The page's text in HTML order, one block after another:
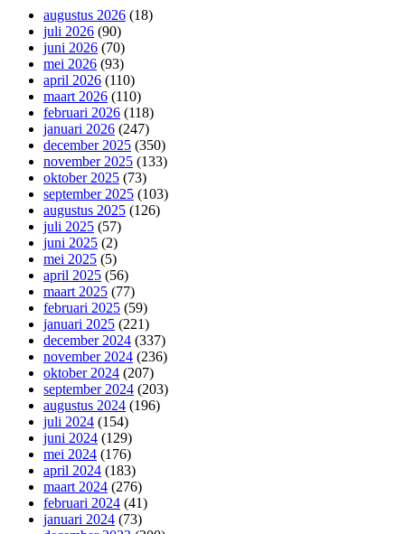
augustus 2026 (18)
juli 2026 (90)
juni 2026 (70)
mei 2026 (93)
april 2026 (110)
maart 2026 (110)
februari 2026 (118)
januari 2026 (247)
december 2025 (350)
november 2025 (133)
oktober 2025 (73)
september 2025 (103)
augustus 2025 (126)
juli 2025 (57)
juni 2025 (2)
mei 2025 (5)
april 2025 (56)
maart 2025 (77)
februari 2025 (59)
januari 2025 (221)
december 2024 (337)
november 2024 (236)
oktober 2024 (207)
september 2024 (203)
augustus 2024 (196)
juli 2024 (154)
juni 2024 (129)
mei 2024 (176)
april 2024 (183)
maart 2024 (276)
februari 2024 (41)
januari 2024 (73)